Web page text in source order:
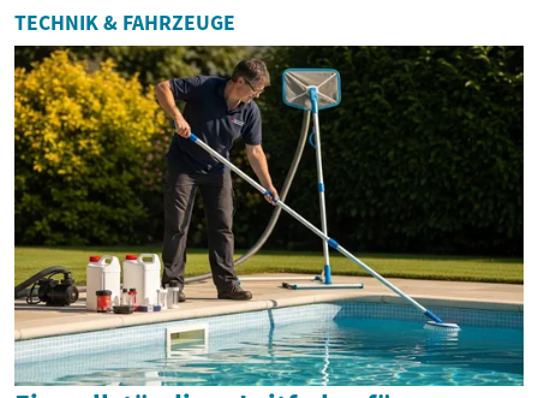
TECHNIK & FAHRZEUGE